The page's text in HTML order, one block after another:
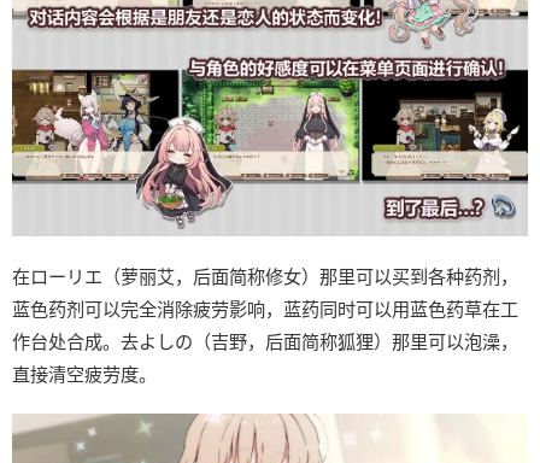
在ローリエ（萝丽艾，后面简称修女）那里可以买到各种药剂，
蓝色药剂可以完全消除疲劳影响，蓝药同时可以用蓝色药草在工
作台处合成。去よしの（吉野，后面简称狐狸）那里可以泡澡，
直接清空疲劳度。